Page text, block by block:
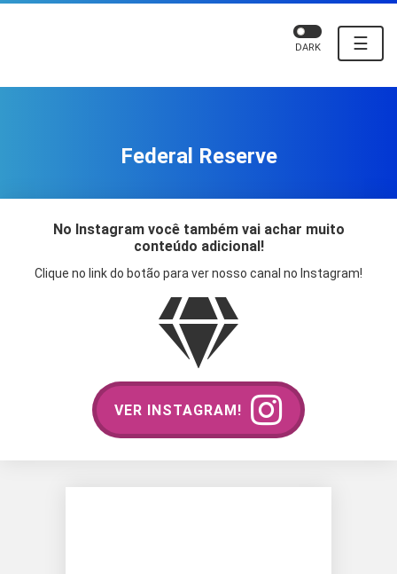
☰
DARK
Federal Reserve
No Instagram você também vai achar muito
conteúdo adicional!
Clique no link do botão para ver nosso canal no Instagram!
VER INSTAGRAM!